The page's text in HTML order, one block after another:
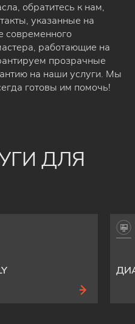
обратитесь к нам,
указанные на
современного
работающие на
прозрачные
на наши услуги. Мы
готовы им помочь!
ДЛЯ